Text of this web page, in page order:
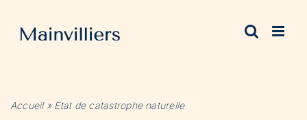
contenu
Accueil» Etat de catastrophe naturelle